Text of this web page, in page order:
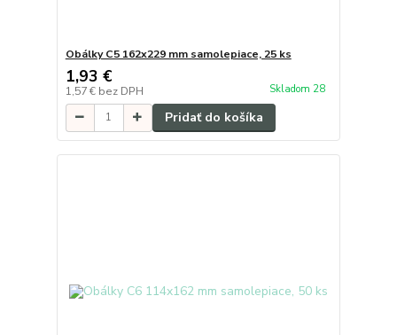
Obálky C5 162x229 mm samolepiace, 25 ks
1,93 €
1,57 € bez DPH Skladom 28
Pridať do košíka